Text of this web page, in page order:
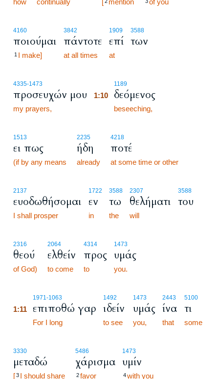
how continually mention of you
4160
ποιούμαι
1 I make]
3842
πάντοτε
at all times
1909
επί
at
3588
των
4335-1473
προσευχών μου
my prayers,
1189
1:10 δεόμενος
beseeching,
1513
ει πως
(if by any means
2235
ήδη
already
4218
ποτέ
at some time or other
2137
ευοδωθήσομαι
I shall prosper
1722
εν
in
3588
τω
the
2307
θελήματι
will
3588
του
2316
θεού
of God)
2064
ελθείν
to come
4314
προς
to
1473
υμάς
you.
1971-1063
1:11 επιποθώ γαρ
For I long
1492
ιδείν
to see
1473
υμάς
you,
2443
ίνα
that
5100
τι
some
3330
μεταδώ
[3 I should share
5486
χάρισμα
2favor
1473
υμίν
4with you